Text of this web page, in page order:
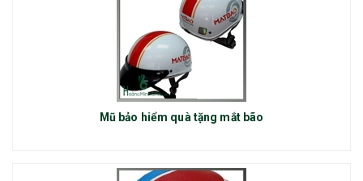
Mũ bảo hiểm quà tặng mắt bão